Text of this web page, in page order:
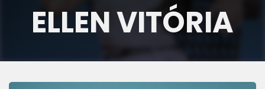
ELLEN VITÓRIA